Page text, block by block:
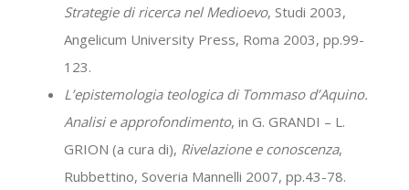
Strategie di ricerca nel Medioevo, Studi 2003,
Angelicum University Press, Roma 2003, pp.99-
123.
L’epistemologia teologica di Tommaso d’Aquino.
Analisi e approfondimento, in G. GRANDI – L.
GRION (a cura di), Rivelazione e conoscenza,
Rubbettino, Soveria Mannelli 2007, pp.43-78.